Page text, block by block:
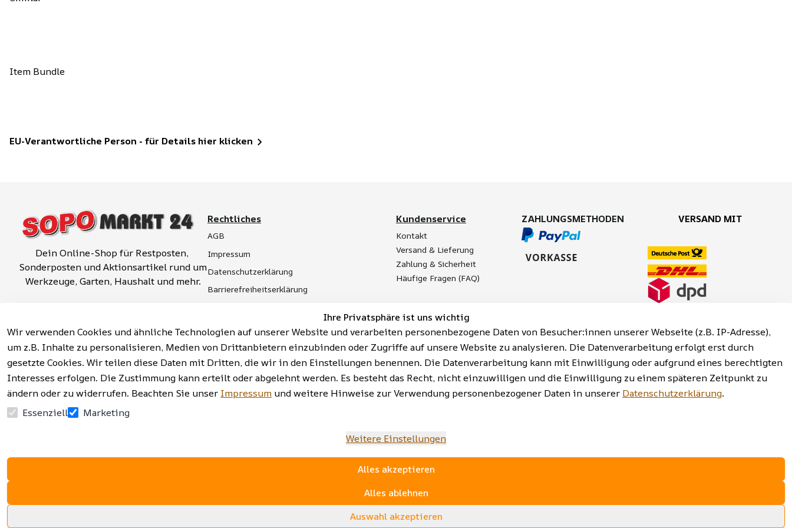
Item Bundle
EU-Verantwortliche Person - für Details hier klicken
Ihre Privatsphäre ist uns wichtig
Wir verwenden Cookies und ähnliche Technologien auf unserer Website und verarbeiten personenbezogene Daten von Besucher:innen unserer Webseite (z.B. IP-Adresse),
um z.B. Inhalte zu personalisieren, Medien von Drittanbietern einzubinden oder Zugriffe auf unsere Website zu analysieren. Die Datenverarbeitung erfolgt erst durch
gesetzte Cookies. Wir teilen diese Daten mit Dritten, die wir in den Einstellungen benennen. Die Datenverarbeitung kann mit Einwilligung oder aufgrund eines berechtigten
Interesses erfolgen. Die Zustimmung kann erteilt oder abgelehnt werden. Es besteht das Recht, nicht einzuwilligen und die Einwilligung zu einem späteren Zeitpunkt zu
ändern oder zu widerrufen. Beachten Sie unser Impressum und weitere Hinweise zur Verwendung personenbezogener Daten in unserer Datenschutzerklärung.
Essenziell
Marketing
Weitere Einstellungen
Alles akzeptieren
Alles ablehnen
Auswahl akzeptieren
Dein Online-Shop für Restposten,
Sonderposten und Aktionsartikel rund um
Werkzeuge, Garten, Haushalt und mehr.
Rechtliches
AGB
Impressum
Datenschutzerklärung
Barrierefreiheitserklärung
Kundenservice
Kontakt
Versand & Lieferung
Zahlung & Sicherheit
Häufige Fragen (FAQ)
ZAHLUNGSMETHODEN VERSAND MIT
Facebook | Instagram | Newsletter AGB | Impressum | Datenschutzerklärung | Barrierefreiheitserklärung | Widerrufsrecht
www.sopomarkt24.de